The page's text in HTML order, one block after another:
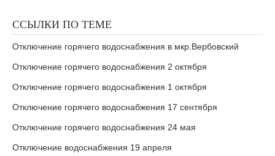
ССЫЛКИ ПО ТЕМЕ
Отключение горячего водоснабжения в мкр.Вербовский
Отключение горячего водоснабжения 2 октября
Отключение горячего водоснабжения 1 октября
Отключение горячего водоснабжения 17 сентября
Отключение горячего водоснабжения 24 мая
Отключение водоснабжения 19 апреля